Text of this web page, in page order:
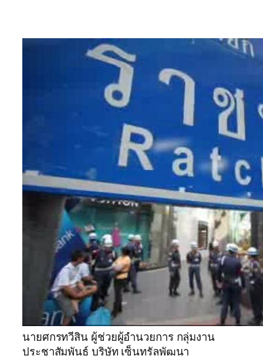
นายศกรทวีสิน ผู้ช่วยผู้อำนวยการ กลุ่มงาน
ประชาสัมพันธ์ บริษัท เซ็นทรัลพัฒนา